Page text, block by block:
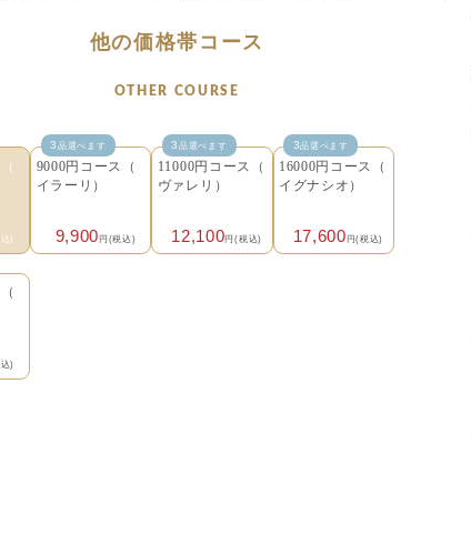
他の価格帯コース
OTHER COURSE
)
9000円コース（
イラーリ）
9,900円(税込)
3 品選べます
11000円コース（
ヴァレリ）
12,100円(税込)
3品選べます
16000円コース（
イグナシオ）
17,600円(税込)
3品選べます
)